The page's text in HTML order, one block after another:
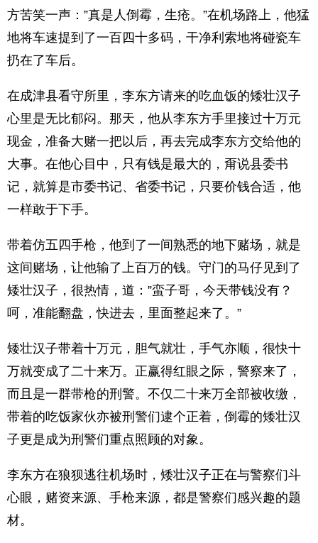
方苦笑一声：”真是人倒霉，生疮。”在机场路上，他猛
地将车速提到了一百四十多码，干净利索地将碰瓷车
扔在了车后。
在成津县看守所里，李东方请来的吃血饭的矮壮汉子
心里是无比郁闷。那天，他从李东方手里接过十万元
现金，准备大赌一把以后，再去完成李东方交给他的
大事。在他心目中，只有钱是最大的，甭说县委书
记，就算是市委书记、省委书记，只要价钱合适，他
一样敢于下手。
带着仿五四手枪，他到了一间熟悉的地下赌场，就是
这间赌场，让他输了上百万的钱。守门的马仔见到了
矮壮汉子，很热情，道：”蛮子哥，今天带钱没有？
呵，准能翻盘，快进去，里面整起来了。”
矮壮汉子带着十万元，胆气就壮，手气亦顺，很快十
万就变成了二十来万。正赢得红眼之际，警察来了，
而且是一群带枪的刑警。不仅二十来万全部被收缴，
带着的吃饭家伙亦被刑警们逮个正着，倒霉的矮壮汉
子更是成为刑警们重点照顾的对象。
李东方在狼狈逃往机场时，矮壮汉子正在与警察们斗
心眼，赌资来源、手枪来源，都是警察们感兴趣的题
材。